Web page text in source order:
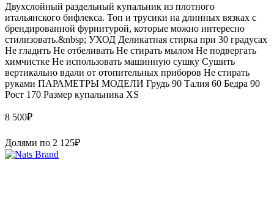
Двухслойный раздельный купальник из плотного
итальянского бифлекса. Топ и трусики на длинных вязках с
брендированной фурнитурой, которые можно интересно
стилизовать.&nbsp; УХОД Деликатная стирка при 30 градусах
Не гладить Не отбеливать Не стирать мылом Не подвергать
химчистке Не использовать машинную сушку Сушить
вертикально вдали от отопительных приборов Не стирать
руками ПАРАМЕТРЫ МОДЕЛИ Грудь 90 Талия 60 Бедра 90
Рост 170 Размер купальника XS
8 500₽
Долями по 2 125₽